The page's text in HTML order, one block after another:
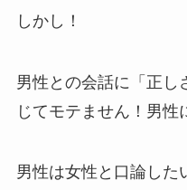
しかし！
男性との会話に「正し
じてモテません！男性
男性は女性と口論した